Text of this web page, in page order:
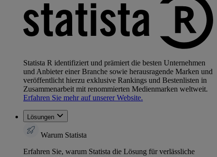
Statista R identifiziert und prämiert die besten Unternehmen
und Anbieter einer Branche sowie herausragende Marken und
veröffentlicht hierzu exklusive Rankings und Bestenlisten in
Zusammenarbeit mit renommierten Medienmarken weltweit.
Erfahren Sie mehr auf unserer Website.
Lösungen
Warum Statista
Erfahren Sie, warum Statista die Lösung für verlässliche